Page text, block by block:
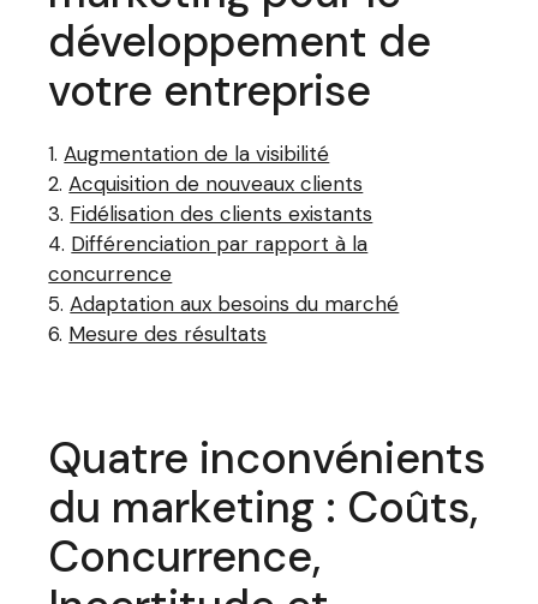
développement de
votre entreprise
Augmentation de la visibilité
Acquisition de nouveaux clients
Fidélisation des clients existants
Différenciation par rapport à la
concurrence
Adaptation aux besoins du marché
Mesure des résultats
Quatre inconvénients
du marketing : Coûts,
Concurrence,